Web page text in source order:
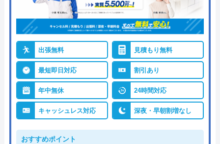
出張無料 見積もり無料
最短即日対応 割引あり
年中無休 24時間対応
キャッシュレス対応 深夜・早朝割増なし
おすすめポイント